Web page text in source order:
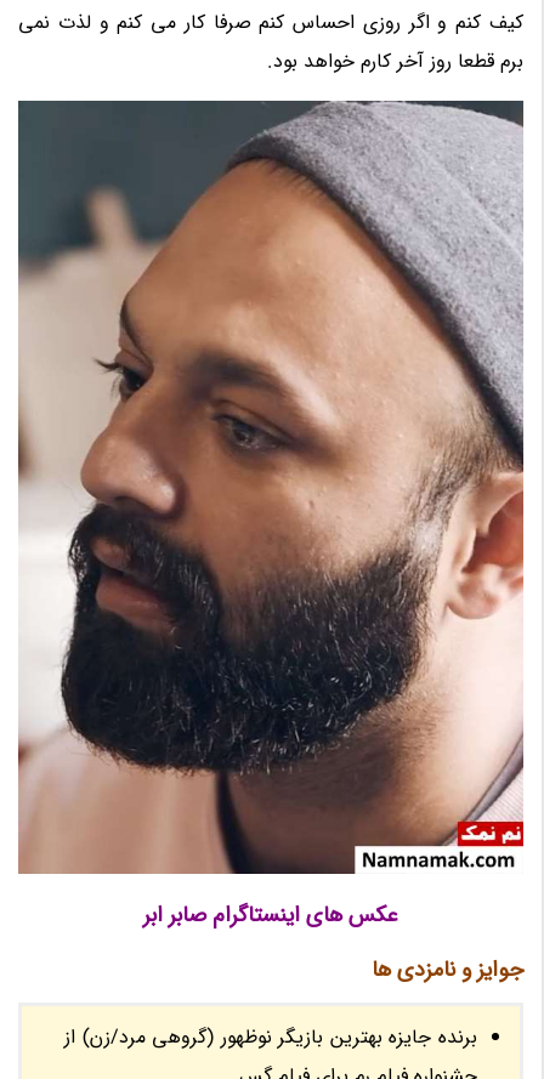
کیف کنم و اگر روزی احساس کنم صرفا کار می کنم و لذت نمی
برم قطعا روز آخر کارم خواهد بود.
عکس های اینستاگرام صابر ابر
جوایز و نامزدی ها
برنده جایزه بهترین بازیگر نوظهور (گروهی مرد/زن) از